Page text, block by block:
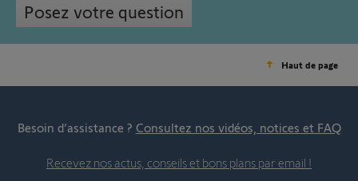
Posez votre question
Haut de page
Besoin d’assistance ? Consultez nos vidéos, notices et FAQ
Recevez nos actus, conseils et bons plans par email !